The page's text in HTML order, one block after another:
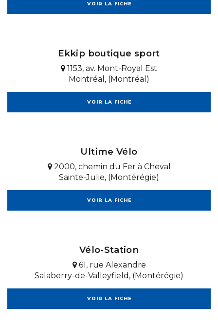
VOIR LA FICHE
Ekkip boutique sport
1153, av. Mont-Royal Est
Montréal, (Montréal)
VOIR LA FICHE
Ultime Vélo
2000, chemin du Fer à Cheval
Sainte-Julie, (Montérégie)
VOIR LA FICHE
Vélo-Station
61, rue Alexandre
Salaberry-de-Valleyfield, (Montérégie)
VOIR LA FICHE